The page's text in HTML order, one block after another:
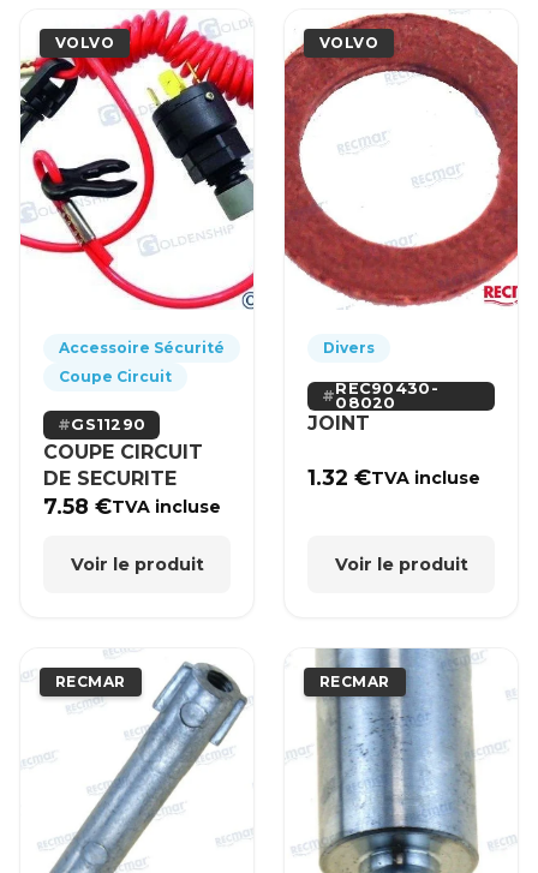
VOLVO
Accessoire Sécurité
Coupe Circuit
GS11290
COUPE CIRCUIT
DE SECURITE
7.58€TVA incluse
Voir le produit
VOLVO
Divers
REC90430-
08020
JOINT
1.32€TVA incluse
Voir le produit
RECMAR RECMAR